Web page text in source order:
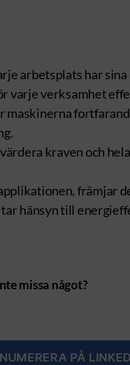
arbetsplats har sina
varje verksamhet
kraven och
hänsyn till
missa något?
PÅ